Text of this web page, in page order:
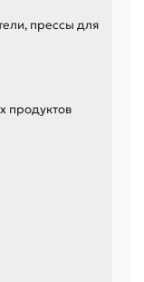
прессы для
продуктов